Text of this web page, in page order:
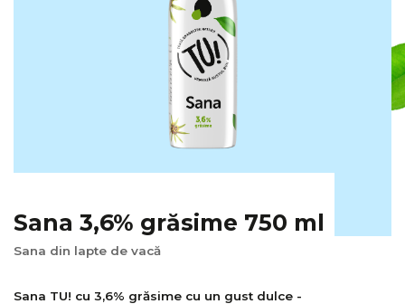
Sana 3,6% grăsime 750 ml
Sana din lapte de vacă
Sana TU! cu 3,6% grăsime cu un gust dulce -